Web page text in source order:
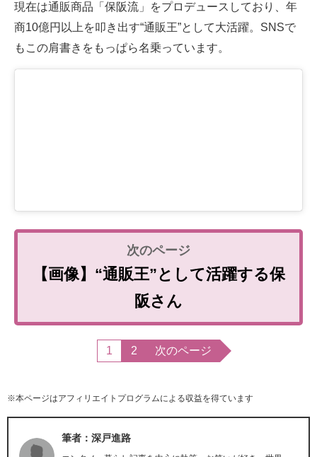
現在は通販商品「保阪流」をプロデュースしており、年
商10億円以上を叩き出す“通販王”として大活躍。SNSで
もこの肩書きをもっぱら名乗っています。
【画像】“通販王”として活躍する保
阪さん
1 2 次のページ
※本ページはアフィリエイトプログラムによる収益を得ています
筆者：深戸進路